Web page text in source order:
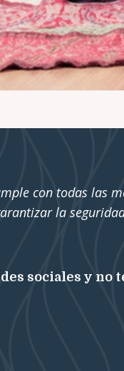
con todas las
la
sociales y no